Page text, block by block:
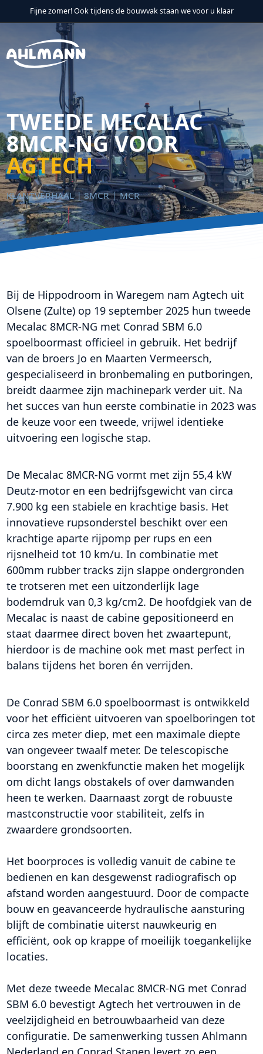
Verder naar navigatie
Ga naar hoofdinhoud
FooterFijne zomer! Ook tijdens de bouwvak staan we voor u klaar
TWEEDE MECALAC
8MCR-NG VOOR
AGTECH
KLANTVERHAAL 8MCR MCR
Bij de Hippodroom in Waregem nam Agtech uit
Olsene (Zulte) op 19 september 2025 hun tweede
Mecalac 8MCR-NG met Conrad SBM 6.0
spoelboormast officieel in gebruik. Het bedrijf
van de broers Jo en Maarten Vermeersch,
gespecialiseerd in bronbemaling en putboringen,
breidt daarmee zijn machinepark verder uit. Na
het succes van hun eerste combinatie in 2023 was
de keuze voor een tweede, vrijwel identieke
uitvoering een logische stap.
De Mecalac 8MCR-NG vormt met zijn 55,4 kW
Deutz-motor en een bedrijfsgewicht van circa
7.900 kg een stabiele en krachtige basis. Het
innovatieve rupsonderstel beschikt over een
krachtige aparte rijpomp per rups en een
rijsnelheid tot 10 km/u. In combinatie met
600mm rubber tracks zijn slappe ondergronden
te trotseren met een uitzonderlijk lage
bodemdruk van 0,3 kg/cm2. De hoofdgiek van de
Mecalac is naast de cabine gepositioneerd en
staat daarmee direct boven het zwaartepunt,
hierdoor is de machine ook met mast perfect in
balans tijdens het boren én verrijden.
De Conrad SBM 6.0 spoelboormast is ontwikkeld
voor het efficiënt uitvoeren van spoelboringen tot
circa zes meter diep, met een maximale diepte
van ongeveer twaalf meter. De telescopische
boorstang en zwenkfunctie maken het mogelijk
om dicht langs obstakels of over damwanden
heen te werken. Daarnaast zorgt de robuuste
mastconstructie voor stabiliteit, zelfs in
zwaardere grondsoorten.
Het boorproces is volledig vanuit de cabine te
bedienen en kan desgewenst radiografisch op
afstand worden aangestuurd. Door de compacte
bouw en geavanceerde hydraulische aansturing
blijft de combinatie uiterst nauwkeurig en
efficiënt, ook op krappe of moeilijk toegankelijke
locaties.
Met deze tweede Mecalac 8MCR-NG met Conrad
SBM 6.0 bevestigt Agtech het vertrouwen in de
veelzijdigheid en betrouwbaarheid van deze
configuratie. De samenwerking tussen Ahlmann